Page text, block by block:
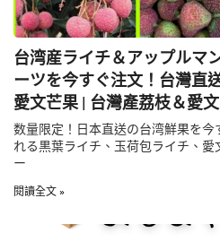
台湾産ライチ＆アップルマ
ーツを今すぐ注文！台灣直
愛文芒果 | 台灣產荔枝＆愛
数量限定！日本直送の台湾鮮果を今
れる黒葉ライチ、玉荷包ライチ、
ー
閱讀全文 »